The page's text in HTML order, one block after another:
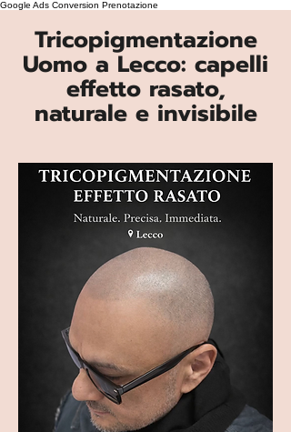
Google Ads Conversion Prenotazione
Tricopigmentazione
Uomo a Lecco: capelli
effetto rasato,
naturale e invisibile